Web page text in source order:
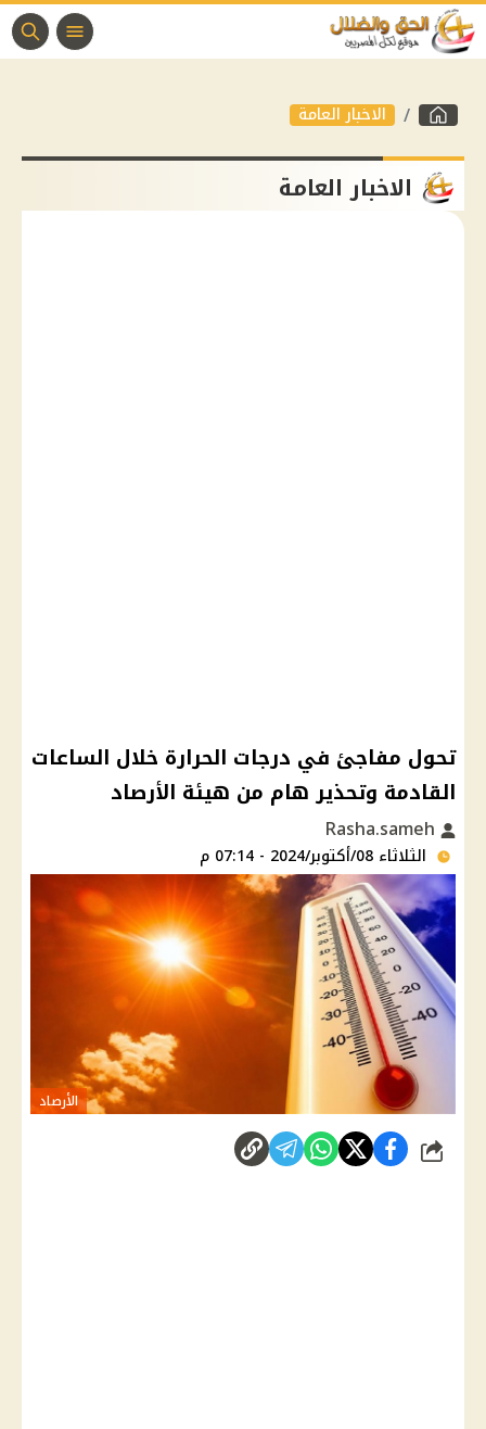
الاخبار العامة
الاخبار العامة
تحول مفاجئ في درجات الحرارة خلال الساعات
القادمة وتحذير هام من هيئة الأرصاد
الثلاثاء 08/أكتوبر/2024 - 07:14 م
الأرصاد
شارك